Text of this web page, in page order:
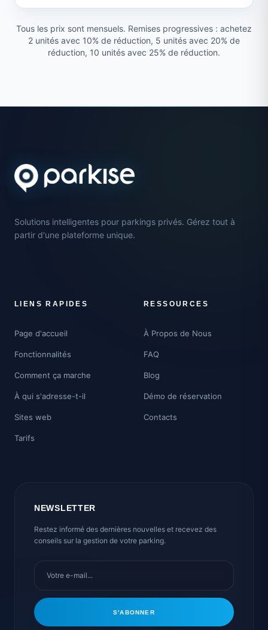
Tous les prix sont mensuels. Remises progressives : achetez
2 unités avec 10% de réduction, 5 unités avec 20% de
réduction, 10 unités avec 25% de réduction.
Solutions intelligentes pour parkings privés. Gérez tout à
partir d'une plateforme unique.
LIENS RAPIDES
Page d'accueil
Fonctionnalités
Comment ça marche
À qui s'adresse-t-il
Sites web
Tarifs
RESSOURCES
À Propos de Nous
FAQ
Blog
Démo de réservation
Contacts
NEWSLETTER
Restez informé des dernières nouvelles et recevez des
conseils sur la gestion de votre parking.
S'ABONNER